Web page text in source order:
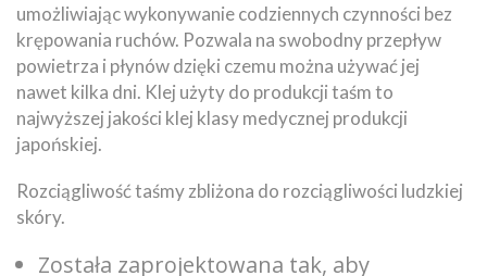
umożliwiając wykonywanie codziennych czynności bez
krępowania ruchów. Pozwala na swobodny przepływ
powietrza i płynów dzięki czemu można używać jej
nawet kilka dni. Klej użyty do produkcji taśm to
najwyższej jakości klej klasy medycznej produkcji
japońskiej.
Rozciągliwość taśmy zbliżona do rozciągliwości ludzkiej
skóry.
Została zaprojektowana tak, aby